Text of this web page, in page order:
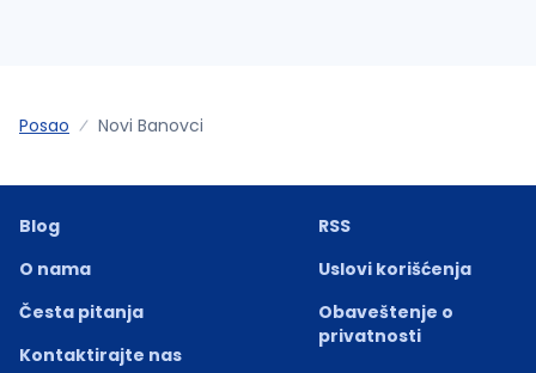
Posao Novi Banovci
Blog
O nama
Česta pitanja
Kontaktirajte nas
RSS
Uslovi korišćenja
Obaveštenje o
privatnosti